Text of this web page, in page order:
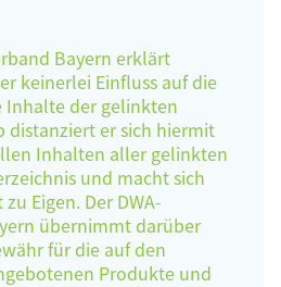
Bayern erklärt
keinerlei Einfluss auf die
Inhalte der gelinkten
distanziert er sich hiermit
Inhalten aller gelinkten
und macht sich
Eigen. Der DWA-
übernimmt darüber
für die auf den
Produkte und